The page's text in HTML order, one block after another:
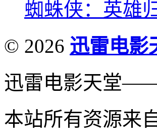
蜘蛛侠：英雄
© 2026 迅雷电影
迅雷电影天堂
本站所有资源来